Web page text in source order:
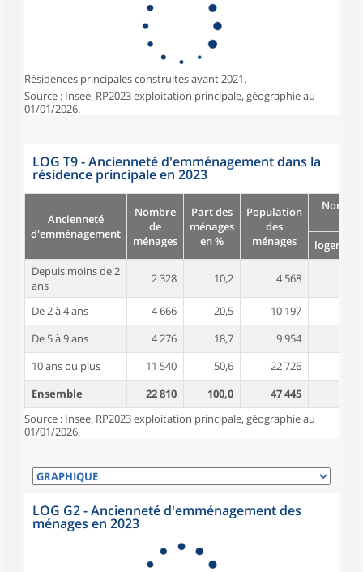
Résidences principales construites avant 2021.
Source : Insee, RP2023 exploitation principale, géographie au
01/01/2026.
LOG T9 - Ancienneté d'emménagement dans la
résidence principale en 2023
Ancienneté
d'emménagement
Nombre
de
ménages
Part des
ménages
en %
Population
des
ménages
logement
Depuis moins de 2
ans
2 328 10,2 4 568
De 2 à 4 ans 4 666 20,5 10 197
De 5 à 9 ans
4 276 18,7 9 954
10 ans ou plus
11 540 50,6 22 726
Ensemble
22 810 100,0 47 445
Source : Insee, RP2023 exploitation principale, géographie au
01/01/2026.
LOG G2 - Ancienneté d'emménagement des
ménages en 2023